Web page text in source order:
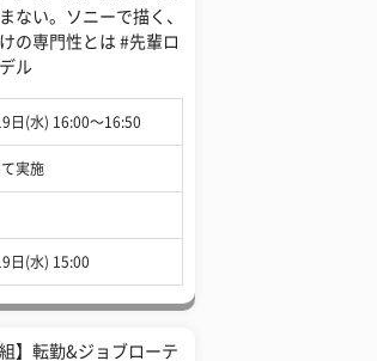
ない。ソニーで描く、
の専門性とは #先輩ロ
ル
日(水) 16:00〜16:50
実施
日(水) 15:00
組】転勤&ジョブローテ